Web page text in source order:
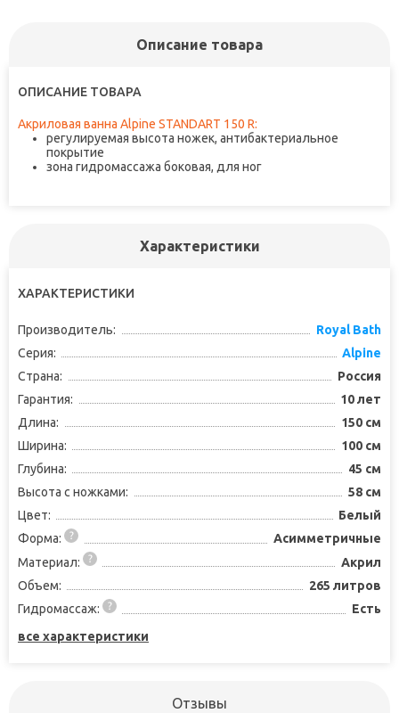
Описание товара
ОПИСАНИЕ ТОВАРА
Акриловая ванна Alpine STANDART 150 R:
регулируемая высота ножек, антибактериальное
покрытие
зона гидромассажа боковая, для ног
Характеристики
ХАРАКТЕРИСТИКИ
Производитель:
Royal Bath
Серия:
Alpine
Страна:
Россия
Гарантия:
10 лет
Длина:
150 см
Ширина:
100 см
Глубина:
45 см
Высота с ножками:
58 см
Цвет:
Белый
Форма:
Асимметричные
Материал:
Акрил
Объем:
265 литров
Гидромассаж:
Есть
все характеристики
Отзывы